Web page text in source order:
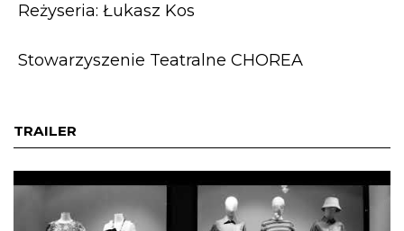
Reżyseria: Łukasz Kos
Stowarzyszenie Teatralne CHOREA
TRAILER